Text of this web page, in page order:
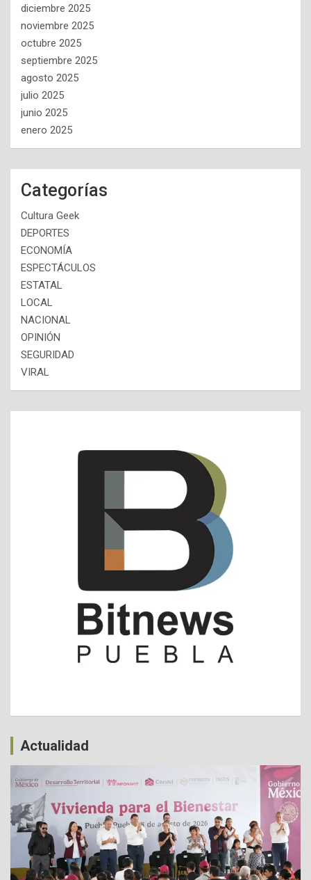
diciembre 2025
noviembre 2025
octubre 2025
septiembre 2025
agosto 2025
julio 2025
junio 2025
enero 2025
Categorías
Cultura Geek
DEPORTES
ECONOMÍA
ESPECTÁCULOS
ESTATAL
LOCAL
NACIONAL
OPINIÓN
SEGURIDAD
VIRAL
Actualidad